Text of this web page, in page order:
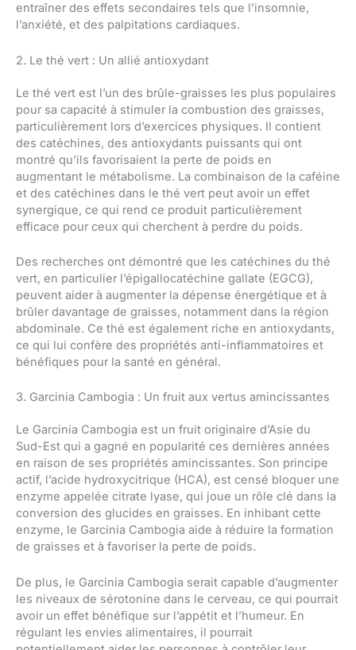
entraîner des effets secondaires tels que l’insomnie,
l’anxiété, et des palpitations cardiaques.
2. Le thé vert : Un allié antioxydant
Le thé vert est l’un des brûle-graisses les plus populaires
pour sa capacité à stimuler la combustion des graisses,
particulièrement lors d’exercices physiques. Il contient
des catéchines, des antioxydants puissants qui ont
montré qu’ils favorisaient la perte de poids en
augmentant le métabolisme. La combinaison de la caféine
et des catéchines dans le thé vert peut avoir un effet
synergique, ce qui rend ce produit particulièrement
efficace pour ceux qui cherchent à perdre du poids.
Des recherches ont démontré que les catéchines du thé
vert, en particulier l’épigallocatéchine gallate (EGCG),
peuvent aider à augmenter la dépense énergétique et à
brûler davantage de graisses, notamment dans la région
abdominale. Ce thé est également riche en antioxydants,
ce qui lui confère des propriétés anti-inflammatoires et
bénéfiques pour la santé en général.
3. Garcinia Cambogia : Un fruit aux vertus amincissantes
Le Garcinia Cambogia est un fruit originaire d’Asie du
Sud-Est qui a gagné en popularité ces dernières années
en raison de ses propriétés amincissantes. Son principe
actif, l’acide hydroxycitrique (HCA), est censé bloquer une
enzyme appelée citrate lyase, qui joue un rôle clé dans la
conversion des glucides en graisses. En inhibant cette
enzyme, le Garcinia Cambogia aide à réduire la formation
de graisses et à favoriser la perte de poids.
De plus, le Garcinia Cambogia serait capable d’augmenter
les niveaux de sérotonine dans le cerveau, ce qui pourrait
avoir un effet bénéfique sur l’appétit et l’humeur. En
régulant les envies alimentaires, il pourrait